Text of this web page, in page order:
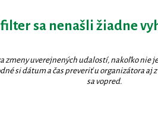
sa nenašli žiadne
zmeny uverejnených udalostí, nakoľko nie
si dátum a čas preveriť u organizátora aj
sa vopred.